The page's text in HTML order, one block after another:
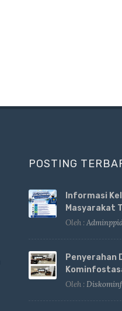
POSTING
Informasi
Masyarakat
Oleh :
Penyerahan
Oleh :